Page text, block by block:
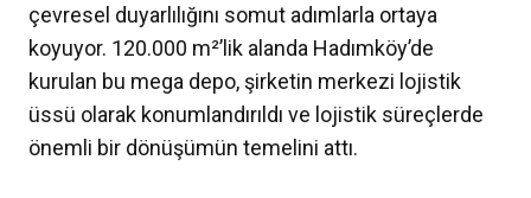
çevresel duyarlılığını somut adımlarla ortaya
koyuyor. 120.000 m²’lik alanda Hadımköy’de
kurulan bu mega depo, şirketin merkezi lojistik
üssü olarak konumlandırıldı ve lojistik süreçlerde
önemli bir dönüşümün temelini attı.